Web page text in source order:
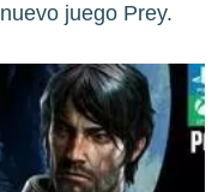
juego Prey.